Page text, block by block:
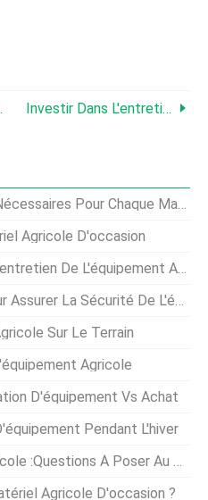
Ferme Investir Dans L'entretien Hivernal Des Moissonneuses
Pour Chaque Magasin De La Ferme
Agricole D'occasion
De L'équipement Agricole
Sécurité De L'équipement Agricole
Sur Le Terrain
Agricole
D'équipement Vs Achat
Pendant L'hiver
À Poser Au Concessionnaire
Agricole D'occasion ?